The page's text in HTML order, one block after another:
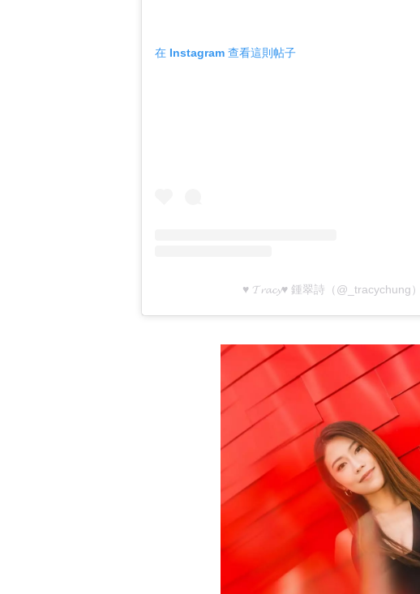
在 Instagram 查看這則帖子
♥ 𝓣𝓻𝓪𝓬𝔂♥ 鍾翠詩（@_tracychung